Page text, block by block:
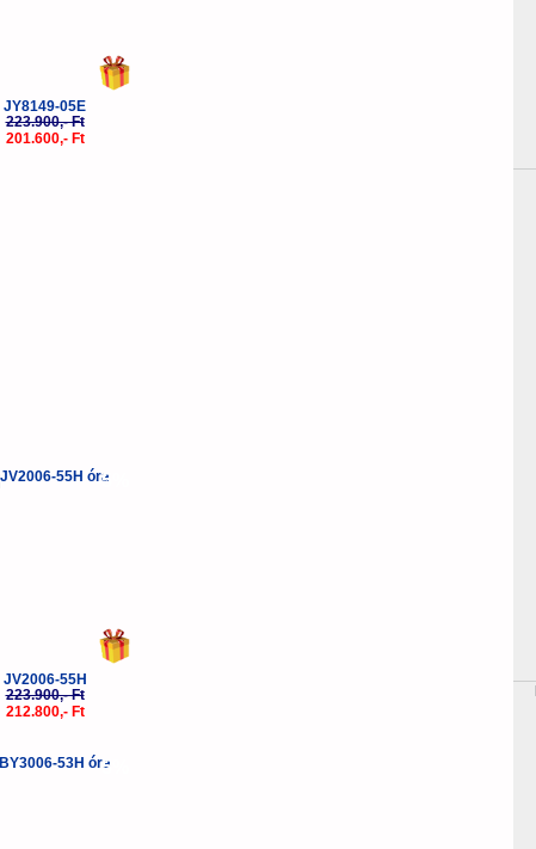
JY8149-05E
223.900,- Ft
201.600,- Ft
-5%
JV2006-55H
223.900,- Ft
212.800,- Ft
-5%